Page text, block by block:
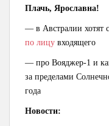
Плачь, Ярославна!
— в Австралии хотят
по лицу входящего
— про Вояджер-1 и
за пределами
года
Новости: